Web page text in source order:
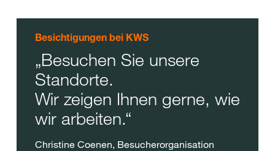
Besichtigungen bei KWS
Besuchen Sie unsere
Standorte.
Wir zeigen Ihnen gerne, wie
wir arbeiten.
Christine Coenen, Besucherorganisation